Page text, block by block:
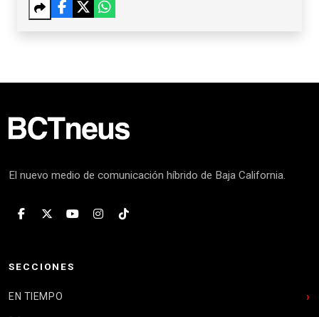
El nuevo medio de comunicación híbrido de Baja California.
SECCIONES
EN TIEMPO